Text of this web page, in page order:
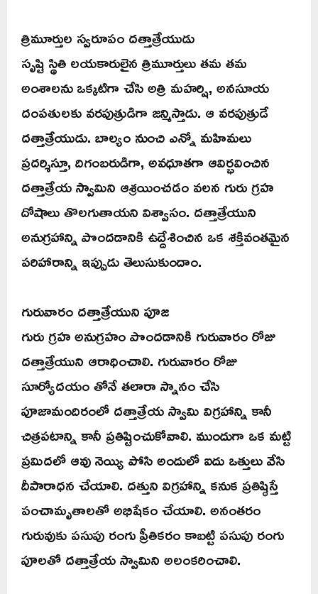
త్రిమూర్తుల స్వరూపం దత్తాత్రేయుడు
సృష్టి స్థితి లయకారులైన త్రిమూర్తులు తమ తమ
అంశాలను ఒక్కటిగా చేసి అత్రి మహర్షి, అనసూయ
దంపతులకు వరపుత్రుడిగా జన్మిస్తాడు. ఆ వరపుత్రుడే
దత్తాత్రేయుడు. బాల్యం నుంచి ఎన్నో మహిమలు
ప్రదర్శిస్తూ, దిగంబరుడిగా, అవధూతగా ఆవిర్భవించిన
దత్తాత్రేయ స్వామిని ఆశ్రయించడం వలన గురు గ్రహ
దోషాలు తొలగుతాయని విశ్వాసం. దత్తాత్రేయుని
అనుగ్రహాన్ని పొందడానికి ఉద్దేశించిన ఒక శక్తివంతమైన
పరిహారాన్ని ఇప్పుడు తెలుసుకుందాం.
గురువారం దత్తాత్రేయుని పూజ
గురు గ్రహ అనుగ్రహం పొందడానికి గురువారం రోజు
దత్తాత్రేయుని ఆరాధించాలి. గురువారం రోజు
సూర్యోదయం తోనే తలారా స్నానం చేసి
పూజామందిరంలో దత్తాత్రేయ స్వామి విగ్రహాన్ని కానీ
చిత్రపటాన్ని కానీ ప్రతిష్టించుకోవాలి. ముందుగా ఒక మట్టి
ప్రమిదలో ఆవు నెయ్యి పోసి అందులో ఐదు ఒత్తులు వేసి
దీపారాధన చేయాలి. దత్తుని విగ్రహాన్ని కనుక ప్రతిష్ఠిస్తే
పంచామృతాలతో అభిషేకం చేయాలి. అనంతరం
గురువుకు పసుపు రంగు ప్రీతికరం కాబట్టి పసుపు రంగు
పూలతో దత్తాత్రేయ స్వామిని అలంకరించాలి.